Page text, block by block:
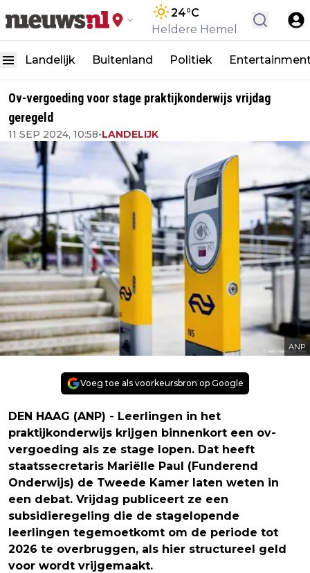
24°C
Heldere Hemel
Landelijk Buitenland Politiek
Ov-vergoeding voor stage praktijkonderwijs vrijdag
geregeld
11 SEP 2024, 10:58•LANDELIJK
ANP
Voeg toe als voorkeursbron op Google
DEN HAAG (ANP) - Leerlingen in het
praktijkonderwijs krijgen binnenkort een ov-
vergoeding als ze stage lopen. Dat heeft
staatssecretaris Mariëlle Paul (Funderend
Onderwijs) de Tweede Kamer laten weten in
een debat. Vrijdag publiceert ze een
subsidieregeling die de stagelopende
leerlingen tegemoetkomt om de periode tot
2026 te overbruggen, als hier structureel geld
voor wordt vrijgemaakt.